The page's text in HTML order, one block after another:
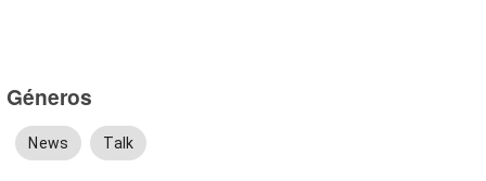
Géneros
News Talk